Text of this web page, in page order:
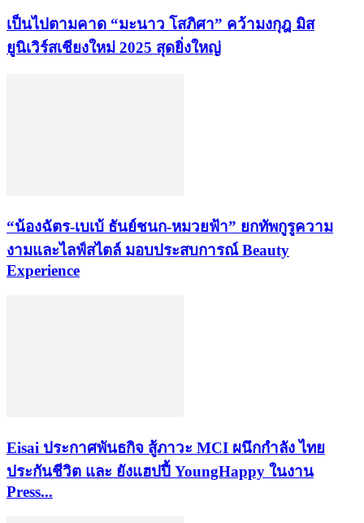
เป็นไปตามคาด “มะนาว โสภิศา” คว้ามงกุฎ มิส
ยูนิเวิร์สเชียงใหม่ 2025 สุดยิ่งใหญ่
“น้องฉัตร-เบเบ้ ธันย์ชนก-หมวยฟ้า” ยกทัพกูรูความ
งามและไลฟ์สไตล์ มอบประสบการณ์ Beauty
Experience
Eisai ประกาศพันธกิจ สู้ภาวะ MCI ผนึกกำลัง ไทย
ประกันชีวิต และ ยังแฮปปี้ YoungHappy ในงาน
Press...